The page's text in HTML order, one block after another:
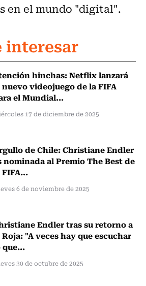
en el mundo "digital".
interesar
hinchas: Netflix lanzará
nuevo videojuego de la FIFA
el Mundial...
17 de diciembre de 2025
de Chile: Christiane Endler
nominada al Premio The Best de
6 de noviembre de 2025
Endler tras su retorno a
"A veces hay que escuchar
que...
30 de octubre de 2025